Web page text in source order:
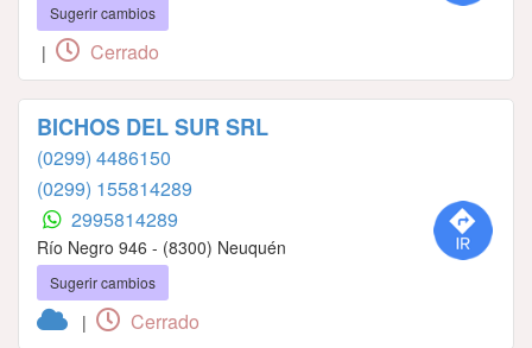
Sugerir cambios
| Cerrado
BICHOS DEL SUR SRL
(0299) 4486150
(0299) 155814289
2995814289
Río Negro 946 - (8300) Neuquén
Sugerir cambios
| Cerrado